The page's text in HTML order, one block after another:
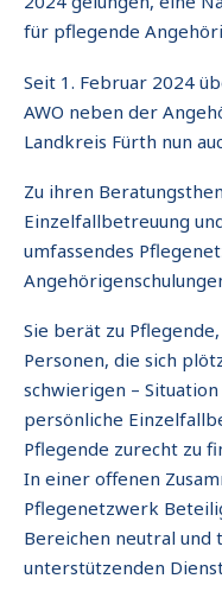
für pflegende
Seit 1. Februar 2024
AWO neben der
Landkreis Fürth nun
Zu ihren
Einzelfallbetreuung
umfassendes
Sie berät zu
Personen, die sich
schwierigen –
persönliche
Pflegende zurecht zu
In einer offenen
Pflegenetzwerk
Bereichen neutral
unterstützenden